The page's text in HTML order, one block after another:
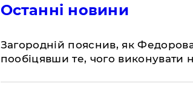
Останні новини
Загородній пояснив, як
пообіцявши те, чого виконувати